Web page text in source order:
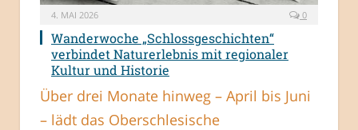
4. MAI 2026 0
Wanderwoche „Schlossgeschichten“
verbindet Naturerlebnis mit regionaler
Kultur und Historie
Über drei Monate hinweg – April bis Juni
– lädt das Oberschlesische